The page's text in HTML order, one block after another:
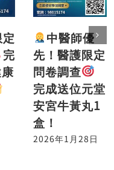
完
中醫師優
先！醫護限定
問卷調查
完成送位元堂
安宮牛黃丸1
盒！
2026年1月28日